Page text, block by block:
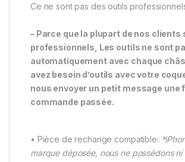
Ce ne sont pas des outils
– Parce que la plupart de nos clients
professionnels, Les outils ne sont
automatiquement avec chaque
avez besoin d’outils avec votre
nous envoyer un petit message une
commande passée.
• Pièce de rechange compatible:
marque déposée, nous ne possédons ni